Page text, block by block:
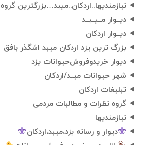
نیازمندیها..اردکان..میبد…بزرگترین
دیــوار مــیــبــد
دیــوار اردکان
بزرگ ترین یزد اردکان میبد اشگذر بافق
دیوار خریدو‌فروش‌حیوانات یزد
شهر حیوانات میبد/اردکان
تبلیغات اردکان️️
گروه‌ نظرات و مطالبات مردمی
نیازمندیها
دیوار و رسانه یزد،میبد،اردکان